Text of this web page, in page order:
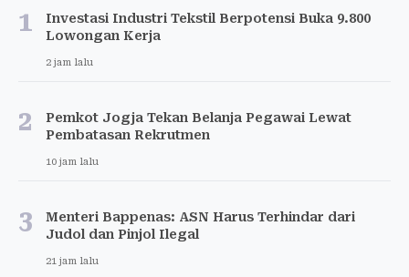
1
Investasi Industri Tekstil Berpotensi Buka 9.800
Lowongan Kerja
2 jam lalu
2
Pemkot Jogja Tekan Belanja Pegawai Lewat
Pembatasan Rekrutmen
10 jam lalu
3
Menteri Bappenas: ASN Harus Terhindar dari
Judol dan Pinjol Ilegal
21 jam lalu